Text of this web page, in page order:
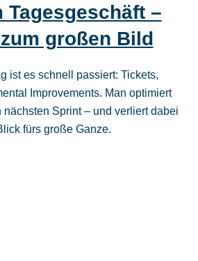
Tagesgeschäft –
großen Bild
ist es schnell passiert: Tickets,
Improvements. Man optimiert
nächsten Sprint – und verliert dabei
fürs große Ganze.